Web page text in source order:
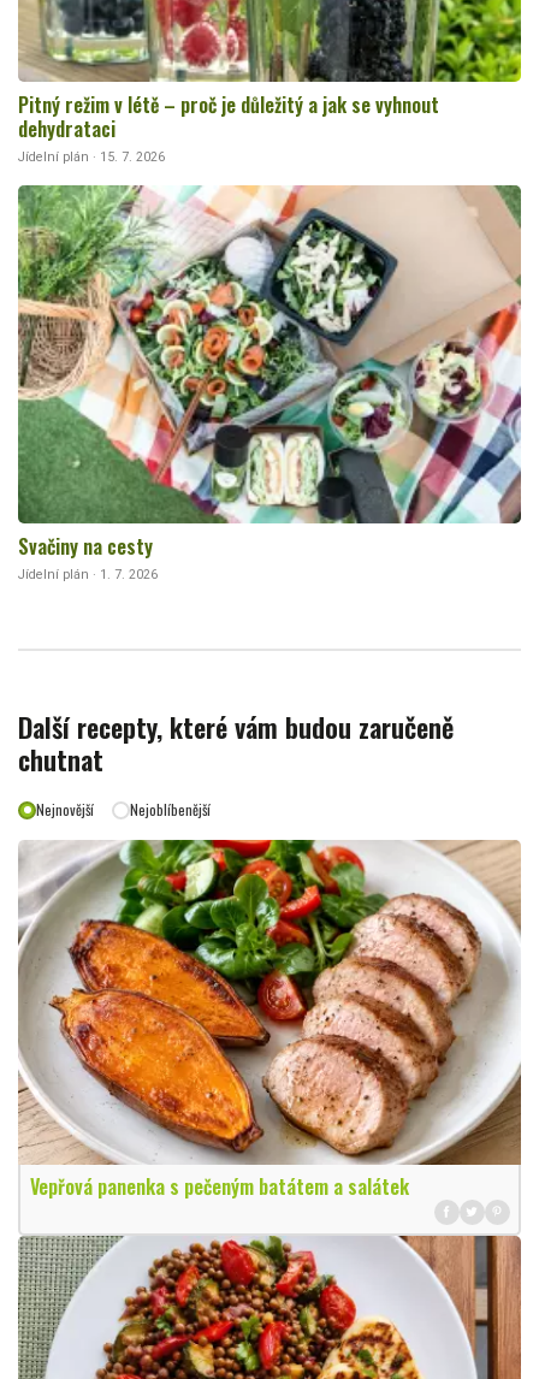
Pitný režim v létě – proč je důležitý a jak se vyhnout
dehydrataci
Jídelní plán · 15. 7. 2026
Svačiny na cesty
Jídelní plán · 1. 7. 2026
Další recepty, které vám budou zaručeně
chutnat
Nejnovější Nejoblíbenější
Vepřová panenka s pečeným batátem a salátek